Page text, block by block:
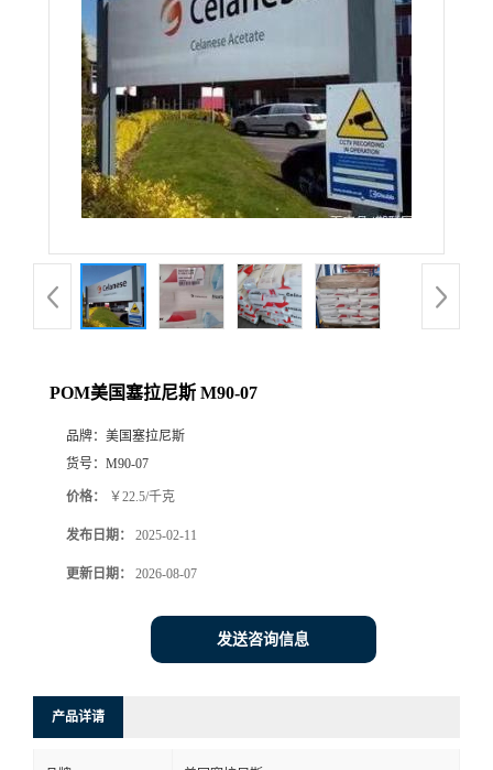
POM美国塞拉尼斯 M90-07
品牌： 美国塞拉尼斯
货号： M90-07
价格： ￥22.5/千克
发布日期： 2025-02-11
更新日期： 2026-08-07
发送咨询信息
产品详请